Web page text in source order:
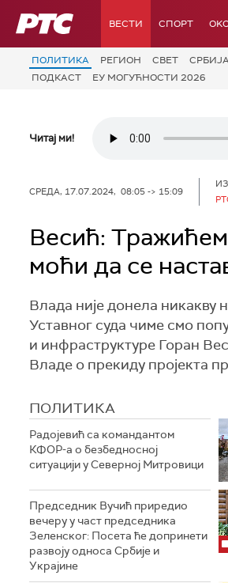
РТС ВЕСТИ СПОРТ
ПОЛИТИКА РЕГИОН СВЕТ
ПОДКАСТ
ЕУ МОГУЋНОСТИ 2026
Читај ми!
СРЕДА, 17.07.2024, 08:05 -> 15:09
Весић:
моћи да се
Влада није донела никакву
Уставног суда чиме смо
и инфраструктуре Горан
Владе о прекиду пројекта
ПОЛИТИКА
Радојевић са командантом
КФОР-а о безбедносној
ситуацији у Северној Митровици
Председник Вучић приредио
вечеру у част председника
Зеленског: Посета ће допринети
развоју односа Србије и
Украјине